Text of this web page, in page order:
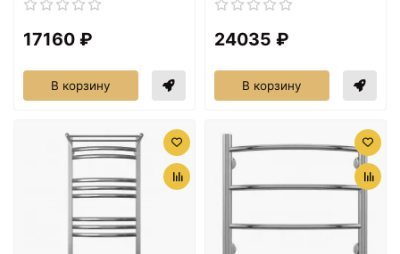
17160 ₽
В корзину
24035 ₽
В корзину